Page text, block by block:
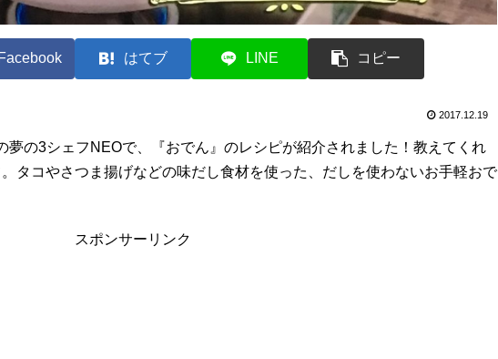
Facebook はてブ LINE コピー
2017.12.19
夢の3シェフNEOで、『おでん』のレシピが紹介されました！教えてくれ
タコやさつま揚げなどの味だし食材を使った、だしを使わないお手軽おで
スポンサーリンク